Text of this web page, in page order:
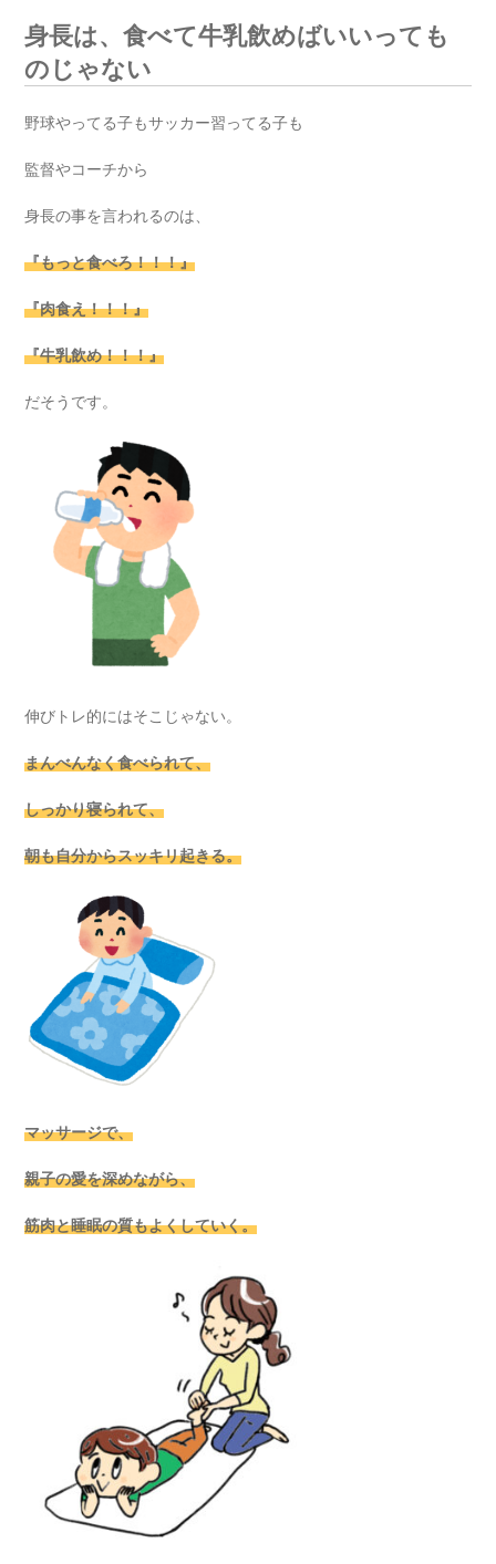
身長は、食べて牛乳飲めばいいっても
のじゃない
野球やってる子もサッカー習ってる子も
監督やコーチから
身長の事を言われるのは、
『もっと食べろ！！！』
『肉食え！！！』
『牛乳飲め！！！』
だそうです。
伸びトレ的にはそこじゃない。
まんべんなく食べられて、
しっかり寝られて、
朝も自分からスッキリ起きる。
マッサージで、
親子の愛を深めながら、
筋肉と睡眠の質もよくしていく。